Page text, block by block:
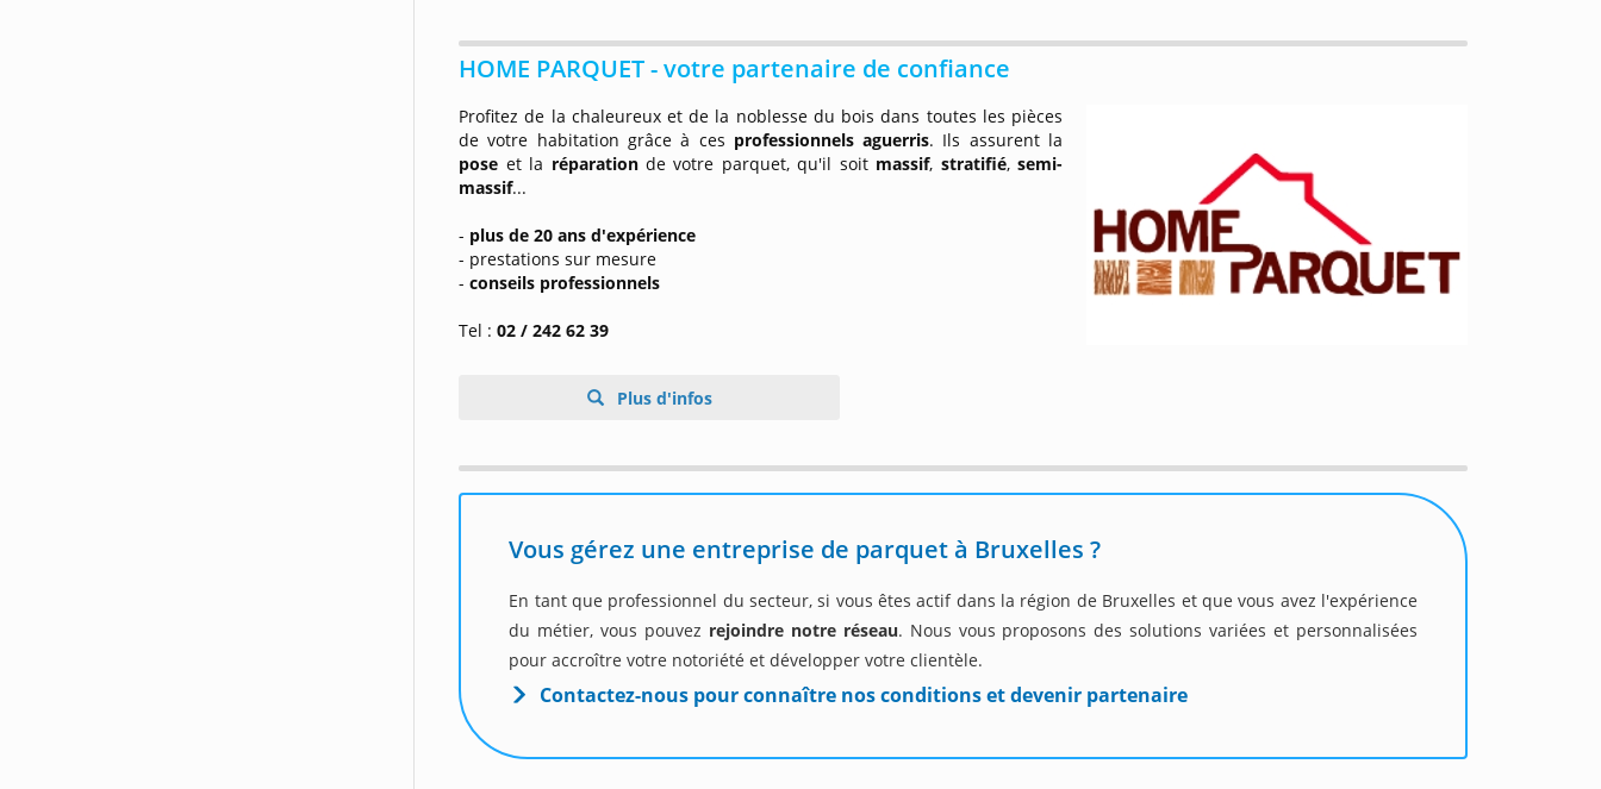
HOME PARQUET - votre partenaire de confiance
Profitez de la chaleureux et de la noblesse du bois dans toutes les pièces
de votre habitation grâce à ces professionnels aguerris. Ils assurent la
pose et la réparation de votre parquet, qu'il soit massif, stratifié,semi-
massif...
- plus de 20 ans d'expérience
- prestations sur mesure
-conseils professionnels
Tel :02 / 242 62 39
Plus d'infos
Vous gérez une entreprise de parquet à Bruxelles ?
En tant que professionnel du secteur, si vous êtes actif dans la région de Bruxelles et que vous avez l'expérience
du métier, vous pouvez rejoindre notre réseau. Nous vous proposons des solutions variées et personnalisées
pour accroître votre notoriété et développer votre clientèle.
Contactez-nous pour connaître nos conditions et devenir partenaire